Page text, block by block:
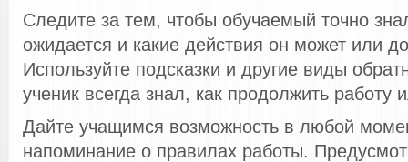
Следите за тем, чтобы обучаемый точно
ожидается и какие действия он может или
Используйте подсказки и другие виды
ученик всегда знал, как продолжить работу
Дайте учащимся возможность в любой
напоминание о правилах работы.